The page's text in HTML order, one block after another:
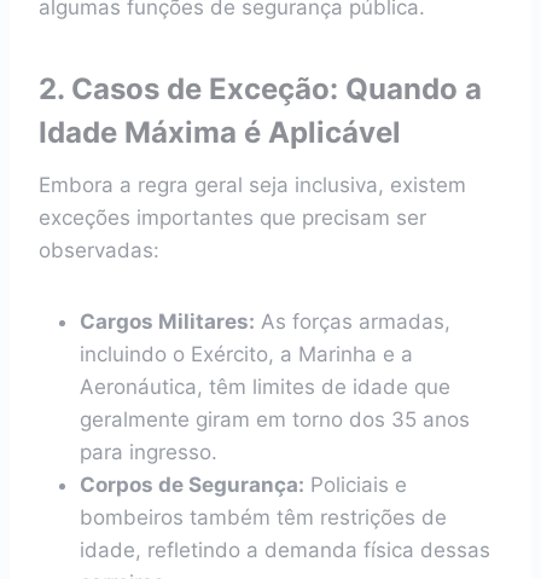
algumas funções de segurança pública.
2. Casos de Exceção: Quando a
Idade Máxima é Aplicável
Embora a regra geral seja inclusiva, existem
exceções importantes que precisam ser
observadas:
Cargos Militares: As forças armadas,
incluindo o Exército, a Marinha e a
Aeronáutica, têm limites de idade que
geralmente giram em torno dos 35 anos
para ingresso.
Corpos de Segurança: Policiais e
bombeiros também têm restrições de
idade, refletindo a demanda física dessas